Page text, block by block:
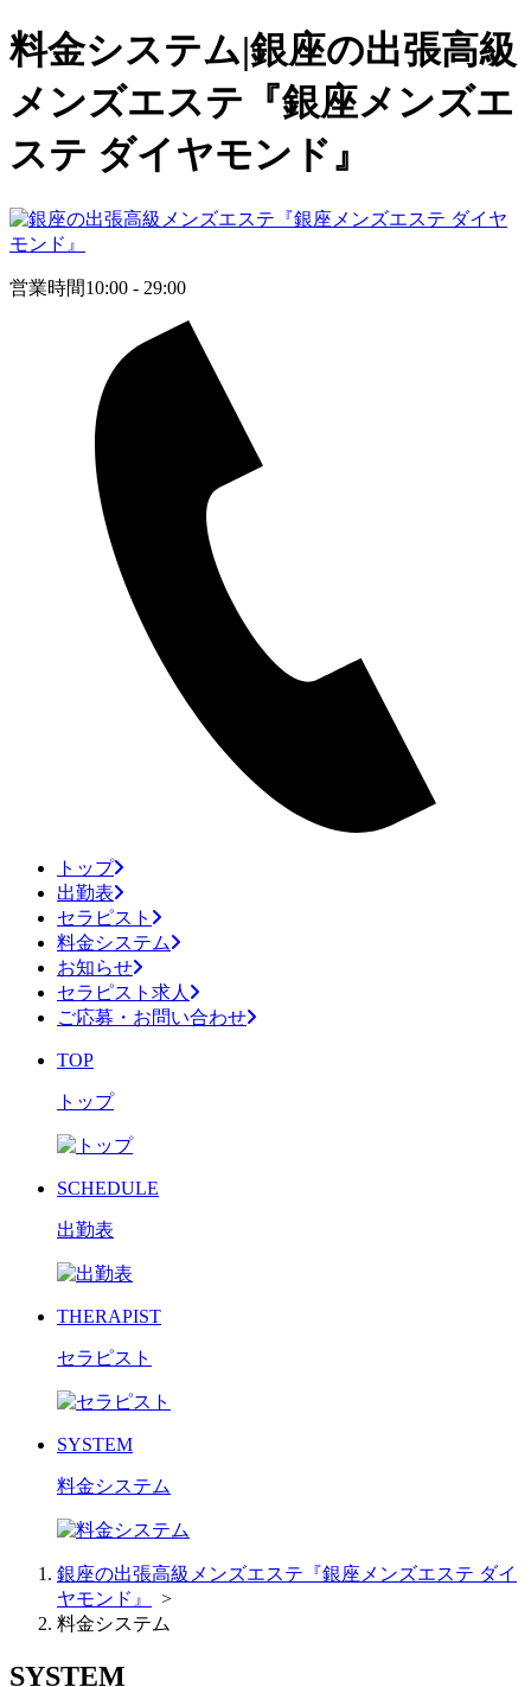
料金システム|銀座の出張高級
メンズエステ『銀座メンズエ
ステ ダイヤモンド』
営業時間10:00 - 29:00
トップ
出勤表
セラピスト
料金システム
お知らせ
セラピスト求人
ご応募・お問い合わせ
TOP
トップ
SCHEDULE
出勤表
THERAPIST
セラピスト
SYSTEM
料金システム
銀座の出張高級メンズエステ『銀座メンズエステ ダイ
ヤモンド』
>
料金システム
SYSTEM